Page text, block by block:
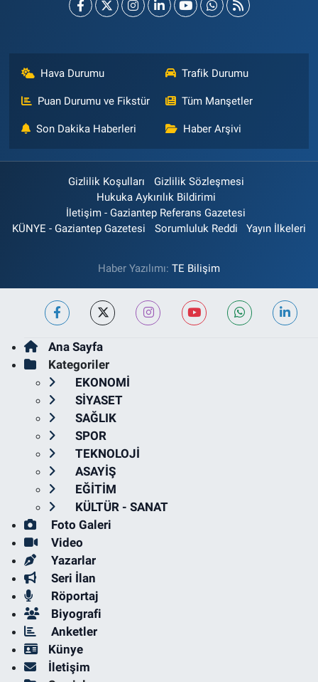
Hava Durumu Trafik Durumu
Puan Durumu ve Fikstür Tüm Manşetler
Son Dakika Haberleri Haber Arşivi
Gizlilik Koşulları
Gizlilik Sözleşmesi
Hukuka Aykırılık Bildirimi
İletişim - Gaziantep Referans Gazetesi
KÜNYE - Gaziantep Gazetesi
Sorumluluk Reddi Yayın İlkeleri
Haber Yazılımı: TE Bilişim
Ana Sayfa
Kategoriler
EKONOMİ
SİYASET
SAĞLIK
SPOR
TEKNOLOJİ
ASAYİŞ
EĞİTİM
KÜLTÜR - SANAT
Foto Galeri
Video
Yazarlar
Seri İlan
Röportaj
Biyografi
Anketler
Künye
İletişim